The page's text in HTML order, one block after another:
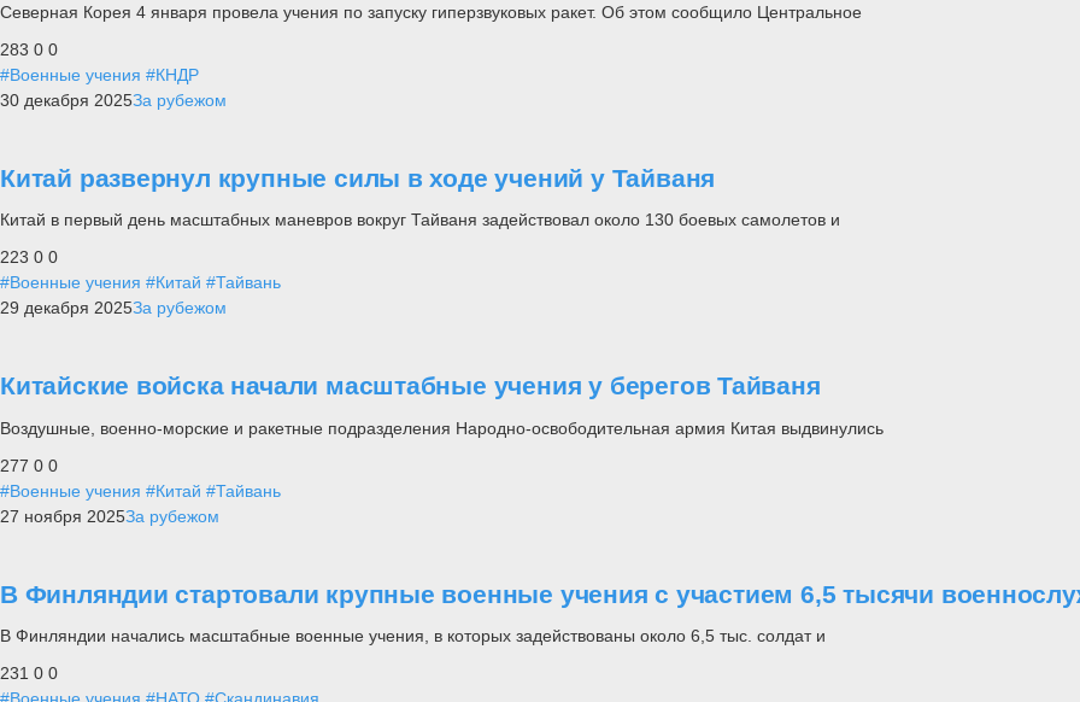
Северная Корея 4 января провела учения по запуску гиперзвуковых ракет. Об этом сообщило Центральное
283 0 0
#Военные учения #КНДР
30 декабря 2025За рубежом
Китай развернул крупные силы в ходе учений у Тайваня
Китай в первый день масштабных маневров вокруг Тайваня задействовал около 130 боевых самолетов и
223 0 0
#Военные учения #Китай #Тайвань
29 декабря 2025За рубежом
Китайские войска начали масштабные учения у берегов Тайваня
Воздушные, военно-морские и ракетные подразделения Народно-освободительная армия Китая выдвинулись
277 0 0
#Военные учения #Китай #Тайвань
27 ноября 2025За рубежом
В Финляндии стартовали крупные военные учения с участием 6,5 тысячи
В Финляндии начались масштабные военные учения, в которых задействованы около 6,5 тыс. солдат и
231 0 0